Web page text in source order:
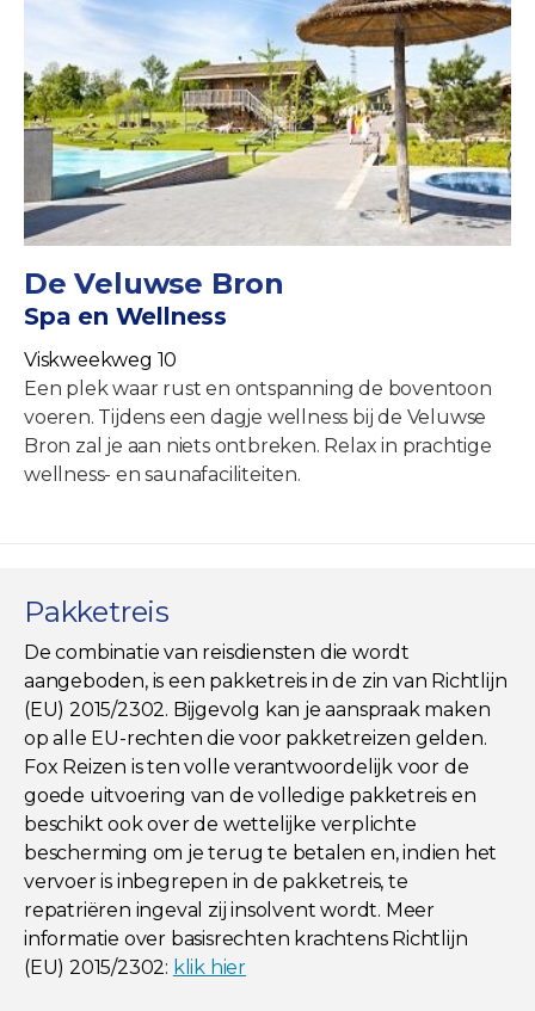
De Veluwse Bron
Spa en Wellness
Viskweekweg 10
Een plek waar rust en ontspanning de boventoon
voeren. Tijdens een dagje wellness bij de Veluwse
Bron zal je aan niets ontbreken. Relax in prachtige
wellness- en saunafaciliteiten.
Pakketreis
De combinatie van reisdiensten die wordt
aangeboden, is een pakketreis in de zin van Richtlijn
(EU) 2015/2302. Bijgevolg kan je aanspraak maken
op alle EU-rechten die voor pakketreizen gelden.
Fox Reizen is ten volle verantwoordelijk voor de
goede uitvoering van de volledige pakketreis en
beschikt ook over de wettelijke verplichte
bescherming om je terug te betalen en, indien het
vervoer is inbegrepen in de pakketreis, te
repatriëren ingeval zij insolvent wordt. Meer
informatie over basisrechten krachtens Richtlijn
(EU) 2015/2302: klik hier